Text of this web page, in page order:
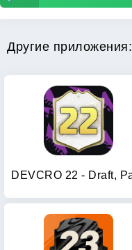
Другие приложения: